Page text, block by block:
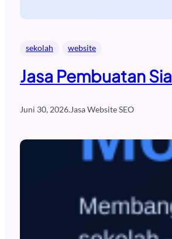
sekolah website
Jasa Pembuatan
Juni 30, 2026.Jasa Website SEO